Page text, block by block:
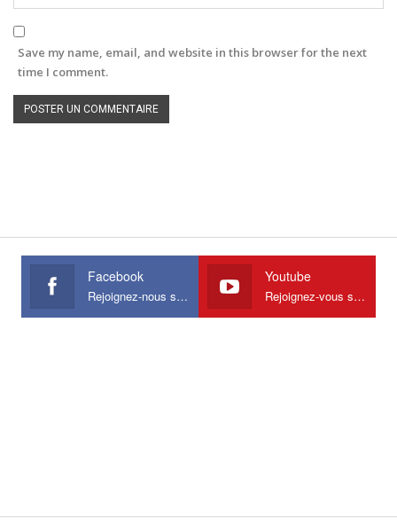
Save my name, email, and website in this browser for the next
time I comment.
Facebook
Rejoignez-nous sur Facebook
Youtube
Rejoignez-vous sur Youtube